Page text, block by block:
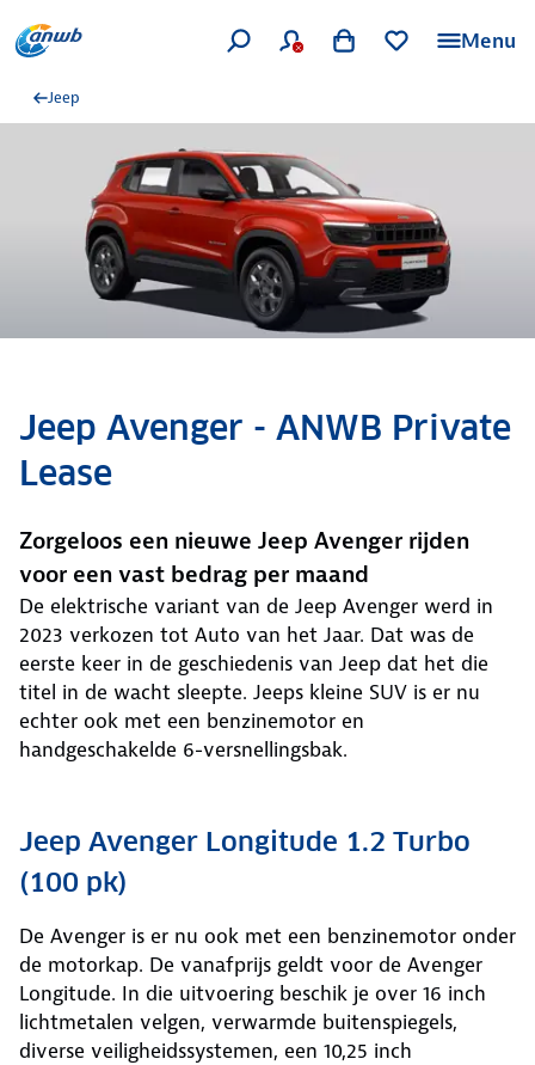
Menu
Jeep
Jeep Avenger - ANWB Private
Lease
Zorgeloos een nieuwe Jeep Avenger rijden
voor een vast bedrag per maand
De elektrische variant van de Jeep Avenger werd in
2023 verkozen tot Auto van het Jaar. Dat was de
eerste keer in de geschiedenis van Jeep dat het die
titel in de wacht sleepte. Jeeps kleine SUV is er nu
echter ook met een benzinemotor en
handgeschakelde 6-versnellingsbak.
Jeep Avenger Longitude 1.2 Turbo
(100 pk)
De Avenger is er nu ook met een benzinemotor onder
de motorkap. De vanafprijs geldt voor de Avenger
Longitude. In die uitvoering beschik je over 16 inch
lichtmetalen velgen, verwarmde buitenspiegels,
diverse veiligheidssystemen, een 10,25 inch